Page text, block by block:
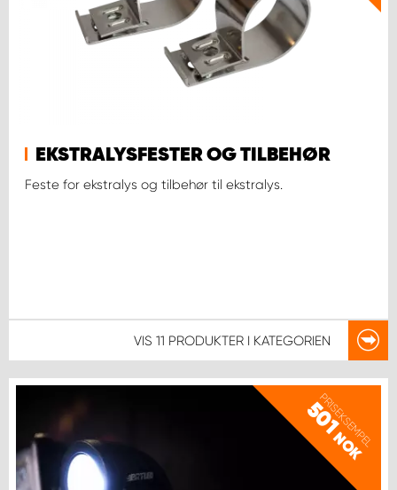
EKSTRALYSFESTER OG TILBEHØR
Feste for ekstralys og tilbehør til ekstralys.
VIS 11 PRODUKTER I KATEGORIEN
PRISEKSEMPEL
501
NOK